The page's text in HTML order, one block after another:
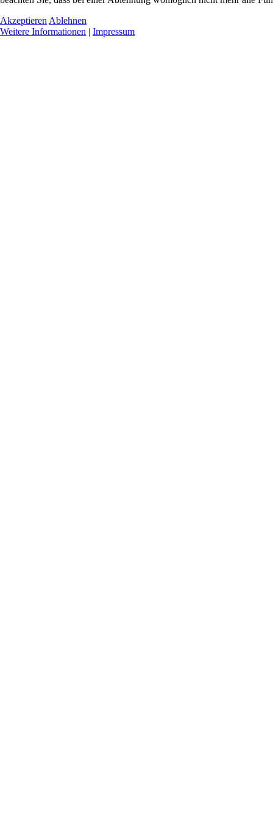
Akzeptieren Ablehnen
Weitere Informationen | Impressum